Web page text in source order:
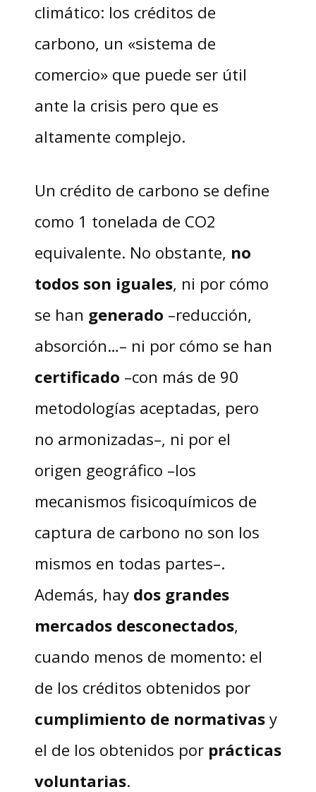
climático: los créditos de
carbono, un «sistema de
comercio» que puede ser útil
ante la crisis pero que es
altamente complejo.
Un crédito de carbono se define
como 1 tonelada de CO2
equivalente. No obstante, no
todos son iguales, ni por cómo
se han generado –reducción,
absorción…– ni por cómo se han
certificado –con más de 90
metodologías aceptadas, pero
no armonizadas–, ni por el
origen geográfico –los
mecanismos fisicoquímicos de
captura de carbono no son los
mismos en todas partes–.
Además, hay dos grandes
mercados desconectados,
cuando menos de momento: el
de los créditos obtenidos por
cumplimiento de normativas y
el de los obtenidos por prácticas
voluntarias.